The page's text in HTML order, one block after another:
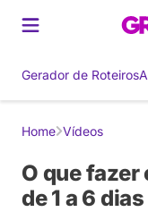
Gerador de Roteiros
Home Vídeos
O que fazer
de 1 a 6